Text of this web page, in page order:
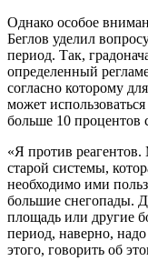
Однако особое
Беглов уделил
период. Так,
определенный
согласно которому
может
больше 10 процентов
«Я против
старой системы,
необходимо ими
большие снегопады.
площадь или другие
период, наверно,
этого, говорить об